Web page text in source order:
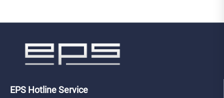
EPS Hotline Service